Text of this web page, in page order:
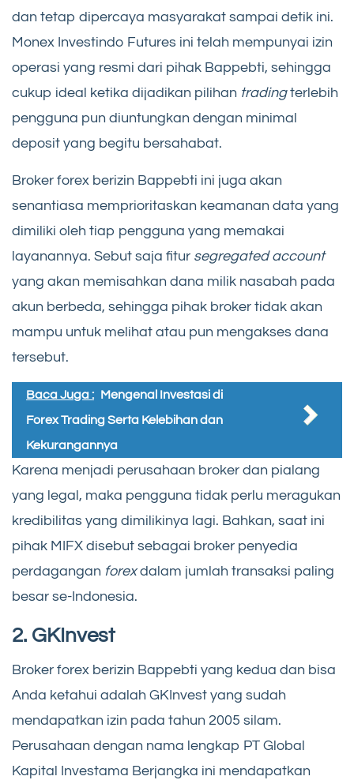
dan tetap dipercaya masyarakat sampai detik ini.
Monex Investindo Futures ini telah mempunyai izin
operasi yang resmi dari pihak Bappebti, sehingga
cukup ideal ketika dijadikan pilihan tradingterlebih
pengguna pun diuntungkan dengan minimal
deposit yang begitu bersahabat.
Broker forex berizin Bappebti ini juga akan
senantiasa memprioritaskan keamanan data yang
dimiliki oleh tiap pengguna yang memakai
layanannya. Sebut saja fitur segregated account
yang akan memisahkan dana milik nasabah pada
akun berbeda, sehingga pihak broker tidak akan
mampu untuk melihat atau pun mengakses dana
tersebut.
Baca Juga : Mengenal Investasi di
Forex Trading Serta Kelebihan dan
Kekurangannya
Karena menjadi perusahaan broker dan pialang
yang legal, maka pengguna tidak perlu meragukan
kredibilitas yang dimilikinya lagi. Bahkan, saat ini
pihak MIFX disebut sebagai broker penyedia
perdagangan forexdalam jumlah transaksi paling
besar se-Indonesia.
2. GKInvest
Broker forex berizin Bappebti yang kedua dan bisa
Anda ketahui adalah GKInvest yang sudah
mendapatkan izin pada tahun 2005 silam.
Perusahaan dengan nama lengkap PT Global
Kapital Investama Berjangka ini mendapatkan